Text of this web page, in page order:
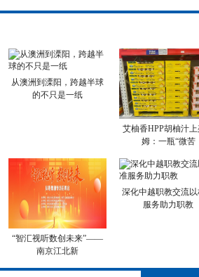
从澳洲到溧阳，跨越半球
的不只是一纸
艾柚香HPP胡柚汁
姆：一瓶“微苦
“智汇视听数创未来”——
南京江北新
深化中越职教交流
服务助力职教